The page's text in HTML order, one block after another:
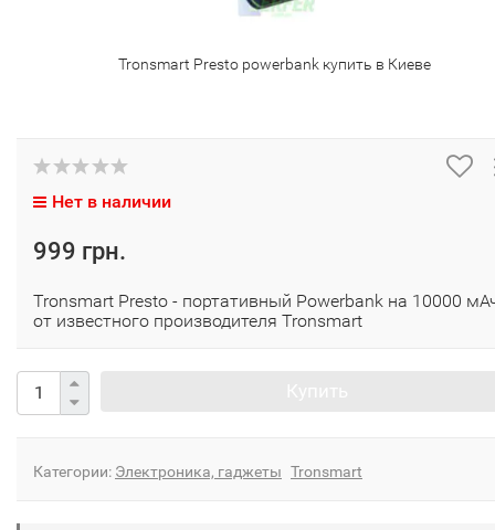
Tronsmart Presto powerbank купить в Киеве
Нет в наличии
999 грн.
Tronsmart Presto - портативный Powerbank на 10000
от известного производителя Tronsmart
Категории: Электроника, гаджеты Tronsmart